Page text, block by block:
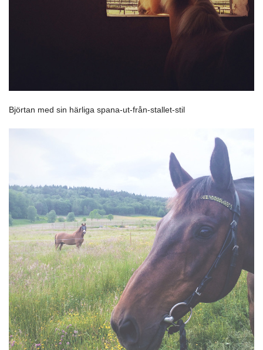
Björtan med sin härliga spana-ut-från-stallet-stil